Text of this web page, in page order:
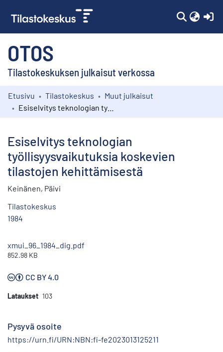
OTOS
Tilastokeskuksen julkaisut verkossa
Kokoelmat
Etusivu Tilastokeskus
Muut julkaisut
Esiselvitys teknologian
työllisyysvaikutuksia koskevien
tilastojen kehittämisestä
Keinänen, Päivi
Tilastokeskus
1984
xmui_96_1984_dig.pdf
852.98 KB
CC BY 4.0
Lataukset 103
Pysyvä osoite
https://urn.fi/URN:NBN:fi-fe2023013125211